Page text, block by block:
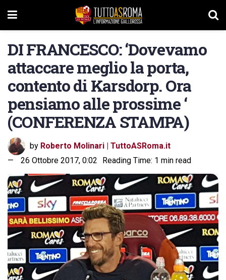
DI FRANCESCO: ‘Dovevamo
attaccare meglio la porta,
contento di Karsdorp. Ora
pensiamo alle prossime ‘
(CONFERENZA STAMPA)
by Roberto Molinari | TuttoASRoma.it
26 Ottobre 2017, 0:02
Reading Time: 1 min read